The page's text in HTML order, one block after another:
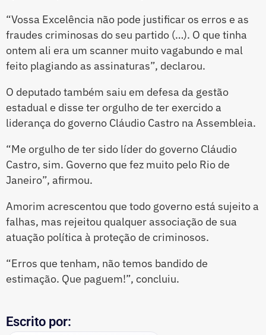
“Vossa Excelência não pode justificar os erros e as
fraudes criminosas do seu partido (…). O que tinha
ontem ali era um scanner muito vagabundo e mal
feito plagiando as assinaturas”, declarou.
O deputado também saiu em defesa da gestão
estadual e disse ter orgulho de ter exercido a
liderança do governo Cláudio Castro na Assembleia.
“Me orgulho de ter sido líder do governo Cláudio
Castro, sim. Governo que fez muito pelo Rio de
Janeiro”, afirmou.
Amorim acrescentou que todo governo está sujeito a
falhas, mas rejeitou qualquer associação de sua
atuação política à proteção de criminosos.
“Erros que tenham, não temos bandido de
estimação. Que paguem!”, concluiu.
Escrito por: